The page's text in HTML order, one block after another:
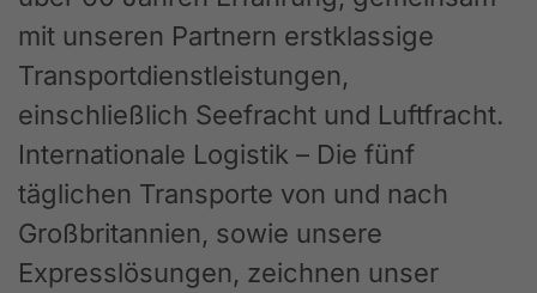
mit unseren Partnern erstklassige
Transportdienstleistungen,
einschließlich Seefracht und Luftfracht.
Internationale Logistik – Die fünf
täglichen Transporte von und nach
Großbritannien, sowie unsere
Expresslösungen, zeichnen unser